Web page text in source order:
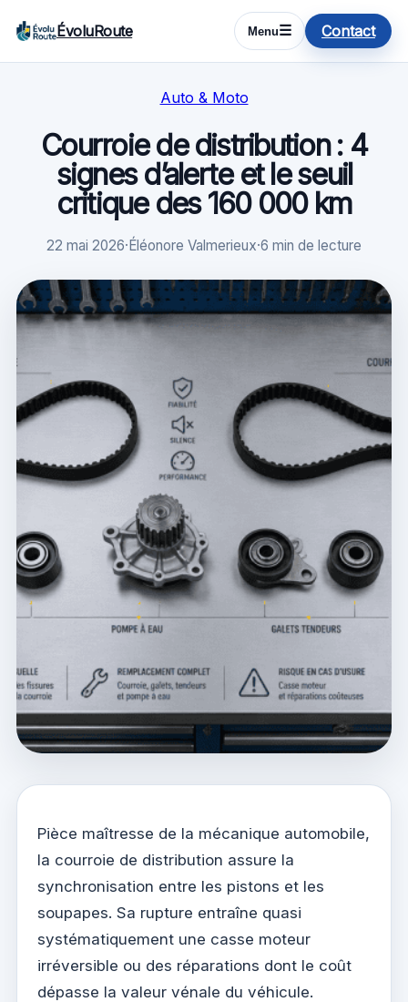
ÉvoluRoute Menu☰ Contact
Auto & Moto
Courroie de distribution : 4
signes d’alerte et le seuil
critique des 160 000 km
22 mai 2026·Éléonore Valmerieux·6 min de lecture
Pièce maîtresse de la mécanique automobile,
la courroie de distribution assure la
synchronisation entre les pistons et les
soupapes. Sa rupture entraîne quasi
systématiquement une casse moteur
irréversible ou des réparations dont le coût
dépasse la valeur vénale du véhicule.